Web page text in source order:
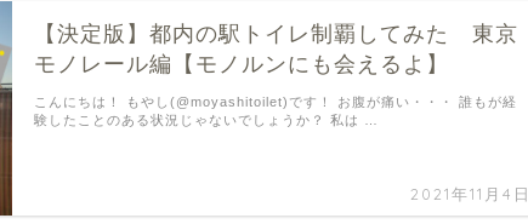
【決定版】都内の駅トイレ制覇してみた 東京
モノレール編【モノルンにも会えるよ】
2021年11月4日
こんにちは！ もやし(@moyashitoilet)です！ お腹が痛い・・・ 誰もが経
験したことのある状況じゃないでしょうか？ 私は …